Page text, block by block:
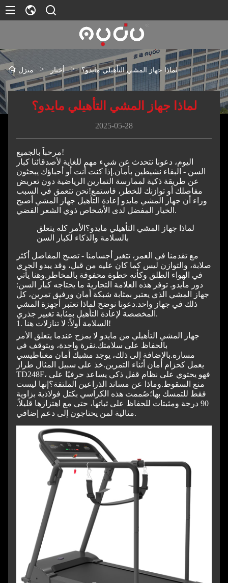
منزل > أخبار > لماذا جهاز المشي التأهيلي مايدو؟
لماذا جهاز المشي التأهيلي مايدو؟
2025-05-28
مرحباً بالجميع!
اليوم، دعونا نتحدث عن شيء مهم للغاية لأصدقائنا كبار
السن - البقاء نشيطين بأمان. إذا كنت أنت أو أحباؤك يبحثون
عن طريقة ذكية لممارسة التمارين الرياضية دون تعريض
مفاصلك أو توازنك للخطر، فاستمع!نحن نتعمق في السبب
وراء أن جهاز المشي مايدو إعادة التأهيل جهاز المشي أصبح
الخيار المفضل لدى الأشخاص ذوي الشعر الفضي.
لماذا جهاز المشي التأهيلي مايدو؟ الأمر كله يتعلق
بالسلامة والذكاء لكبار السن
مع تقدمنا ​​في العمر، تتغير أجسامنا - تصبح المفاصل أكثر
صلابة، والتوازن ليس كما كان عليه من قبل، وقد يبدو الجري
في الهواء الطلق وكأنه خطوة محفوفة بالمخاطر.وهنا يأتي
دور مايدو. توفر هذه العلامة التجارية ما يحتاجه كبار السن:
جهاز المشي الذي يعتبر بمثابة شبكة أمان ورفيق تمرين، كل
ذلك في جهاز واحد.دعونا نوضح لماذا تعتبر أجهزة المشي
المخصصة لإعادة التأهيل بمثابة تغيير جذري.
1. السلامة أولاً: لا تنازلات هنا!
جهاز المشي التأهيلي من مايدو لا يمزح عندما يتعلق الأمر
بالحفاظ على سلامتك.نقرة واحدة، ويتوقف في
مساره.بالإضافة إلى ذلك، يوجد مشبك أمان مغناطيسي
يعمل كحزام أمان أثناء التمرين.خذ على سبيل المثال طراز
TD248F، فهو يحتوي على نظام قفل ذكي يساعد حرفيًا على
منع السقوط.وماذا عن مساند الذراعين الملتفة؟ إنها ليست
فقط للتمسك بها؛صُممت هذه الكراسي بكتل فولاذية بزاوية
90 درجة ومثبتات للحفاظ على ثباتها، حتى مع اهتزازها قليلاً.
مثالية لمن يحتاجون إلى دعم إضافي.